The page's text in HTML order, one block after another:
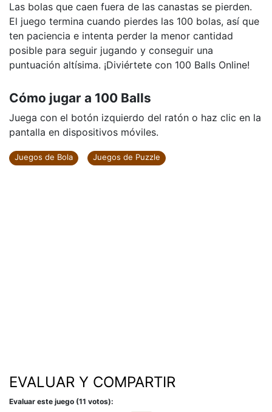
Las bolas que caen fuera de las canastas se pierden.
El juego termina cuando pierdes las 100 bolas, así que
ten paciencia e intenta perder la menor cantidad
posible para seguir jugando y conseguir una
puntuación altísima. ¡Diviértete con 100 Balls Online!
Cómo jugar a 100 Balls
Juega con el botón izquierdo del ratón o haz clic en la
pantalla en dispositivos móviles.
Juegos de Bola Juegos de Puzzle
EVALUAR Y COMPARTIR
Evaluar este juego (11 votos):